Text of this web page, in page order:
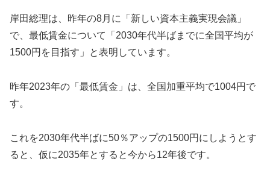
岸田総理は、昨年の8月に「新しい資本主義実現会議」
で、最低賃金について「2030年代半ばまでに全国平均が
1500円を目指す」と表明しています。
昨年2023年の「最低賃金」は、全国加重平均で1004円で
す。
これを2030年代半ばに50％アップの1500円にしようとす
ると、仮に2035年とすると今から12年後です。